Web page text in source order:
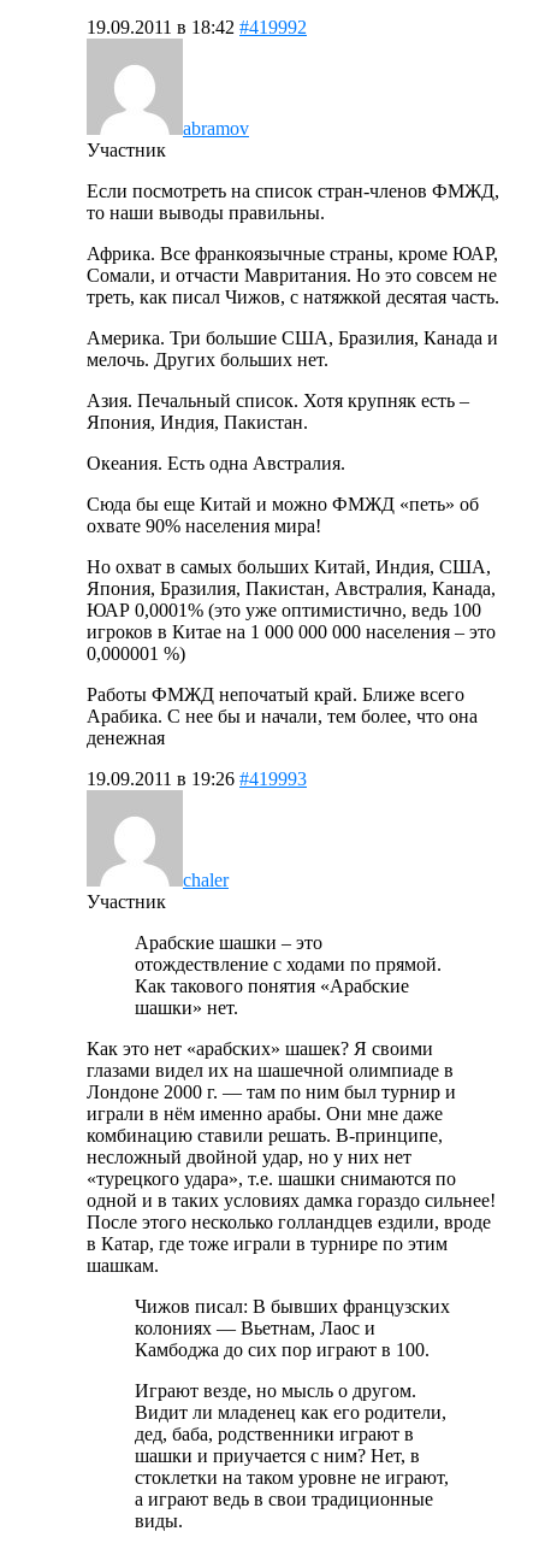
19.09.2011 в 18:42 #419992
abramov
Участник
Если посмотреть на список стран-членов ФМЖД,
то наши выводы правильны.
Африка. Все франкоязычные страны, кроме ЮАР,
Сомали, и отчасти Мавритания. Но это совсем не
треть, как писал Чижов, с натяжкой десятая часть.
Америка. Три большие США, Бразилия, Канада и
мелочь. Других больших нет.
Азия. Печальный список. Хотя крупняк есть –
Япония, Индия, Пакистан.
Океания. Есть одна Австралия.
Сюда бы еще Китай и можно ФМЖД «петь» об
охвате 90% населения мира!
Но охват в самых больших Китай, Индия, США,
Япония, Бразилия, Пакистан, Австралия, Канада,
ЮАР 0,0001% (это уже оптимистично, ведь 100
игроков в Китае на 1 000 000 000 населения – это
0,000001 %)
Работы ФМЖД непочатый край. Ближе всего
Арабика. С нее бы и начали, тем более, что она
денежная
19.09.2011 в 19:26 #419993
chaler
Участник
Арабские шашки – это
отождествление с ходами по прямой.
Как такового понятия «Арабские
шашки» нет.
Как это нет «арабских» шашек? Я своими
глазами видел их на шашечной олимпиаде в
Лондоне 2000 г. — там по ним был турнир и
играли в нём именно арабы. Они мне даже
комбинацию ставили решать. В-принципе,
несложный двойной удар, но у них нет
«турецкого удара», т.е. шашки снимаются по
одной и в таких условиях дамка гораздо сильнее!
После этого несколько голландцев ездили, вроде
в Катар, где тоже играли в турнире по этим
шашкам.
Чижов писал: В бывших французских
колониях — Вьетнам, Лаос и
Камбоджа до сих пор играют в 100.
Играют везде, но мысль о другом.
Видит ли младенец как его родители,
дед, баба, родственники играют в
шашки и приучается с ним? Нет, в
стоклетки на таком уровне не играют,
а играют ведь в свои традиционные
виды.